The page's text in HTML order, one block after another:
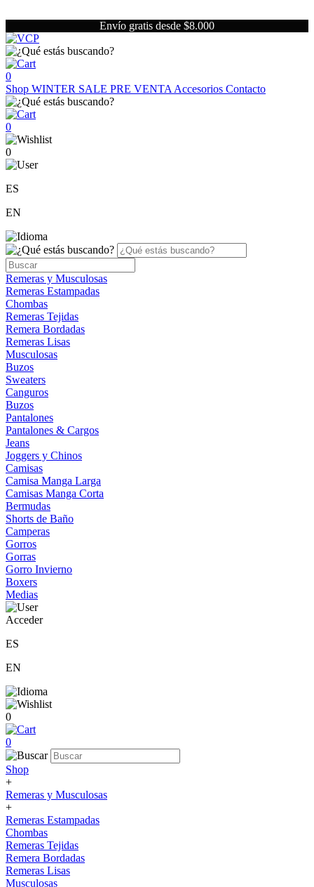
Envío gratis desde $8.000
0
Shop WINTER SALE PRE VENTA Accesorios Contacto
0
0
ES
EN
Remeras y Musculosas
Remeras Estampadas
Chombas
Remeras Tejidas
Remera Bordadas
Remeras Lisas
Musculosas
Buzos
Sweaters
Canguros
Buzos
Pantalones
Pantalones & Cargos
Jeans
Joggers y Chinos
Camisas
Camisa Manga Larga
Camisas Manga Corta
Bermudas
Shorts de Baño
Camperas
Gorros
Gorras
Gorro Invierno
Boxers
Medias
Acceder
ES
EN
0
0
Shop
+
Remeras y Musculosas
+
Remeras Estampadas
Chombas
Remeras Tejidas
Remera Bordadas
Remeras Lisas
Musculosas